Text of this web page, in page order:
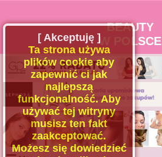
BEAUTY
W POLSCE
[ Akceptuję ]
Ta strona używa
plików cookie aby
zapewnić ci jak
najlepszą
funkcjonalność. Aby
używać tej witryny
musisz ten fakt
zaakceptować.
Możesz się dowiedzieć